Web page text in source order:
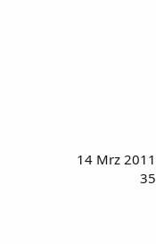
14 Mrz 2011
35